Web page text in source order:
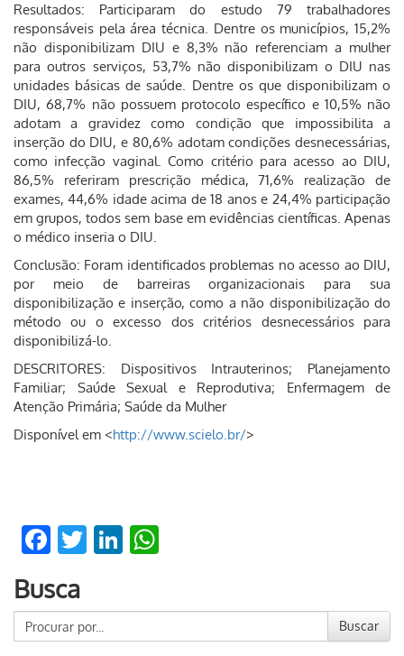
Resultados: Participaram do estudo 79 trabalhadores
responsáveis pela área técnica. Dentre os municípios, 15,2%
não disponibilizam DIU e 8,3% não referenciam a mulher
para outros serviços, 53,7% não disponibilizam o DIU nas
unidades básicas de saúde. Dentre os que disponibilizam o
DIU, 68,7% não possuem protocolo específico e 10,5% não
adotam a gravidez como condição que impossibilita a
inserção do DIU, e 80,6% adotam condições desnecessárias,
como infecção vaginal. Como critério para acesso ao DIU,
86,5% referiram prescrição médica, 71,6% realização de
exames, 44,6% idade acima de 18 anos e 24,4% participação
em grupos, todos sem base em evidências científicas. Apenas
o médico inseria o DIU.
Conclusão: Foram identificados problemas no acesso ao DIU,
por meio de barreiras organizacionais para sua
disponibilização e inserção, como a não disponibilização do
método ou o excesso dos critérios desnecessários para
disponibilizá-lo.
DESCRITORES: Dispositivos Intrauterinos; Planejamento
Familiar; Saúde Sexual e Reprodutiva; Enfermagem de
Atenção Primária; Saúde da Mulher
Disponível em <http://www.scielo.br/>
Facebook
TwitterLinkedIn
Busca
Buscar